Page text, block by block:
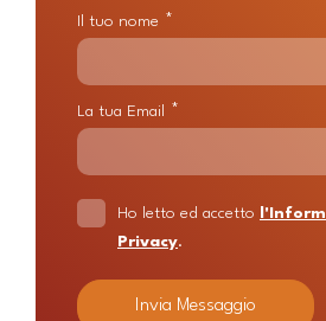
Il tuo nome *
La tua Email *
Ho letto ed accetto
Privacy.